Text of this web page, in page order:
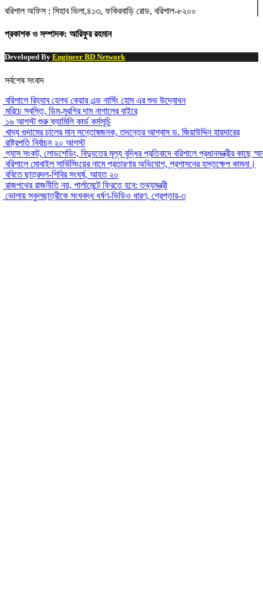
বরিশাল অফিস : সিহাব ভিলা,৪১৩, ফকিরবাড়ি রোড, বরিশাল-৮২০০
প্রকাশক ও সম্পাদক: আরিফুর রহমান
Developed By Engineer BD Network
সর্বশেষ সংবাদ
বরিশালে রিহ্যাব হেলথ কেয়ার এন্ড নার্সিং হোম এর শুভ উদ্বোধন
মরিচে স্বস্তি, ডিম-মুরগির দাম নাগালের বাইরে
১৬ আগস্ট শুরু ফ্যামিলি কার্ড কর্মসূচি
খাদ্য গুদামের চালের মান সন্তোষজনক, তদন্তের আশ্বাস ড. জিয়াউদ্দিন হায়দারের
রাষ্ট্রপতি নির্বাচন ২০ আগস্ট
গ্যাস সংকট, লোডশেডিং, বিদ্যুতের মূল্য বৃদ্ধির প্রতিবাদে বরিশালে প্রধানমন্ত্রীর কাছে
বরিশালে মোবাইল সার্ভিসিংয়ের নামে প্রতারণার অভিযোগ, প্রশাসনের হস্তক্ষেপ কামনা।
ববিতে ছাত্রদল-শিবির সংঘর্ষ, আহত ২০
রাজপথের রাজনীতি নয়, পার্লামেন্টে ফিরতে হবে: তথ্যমন্ত্রী
ভোলায় স্কুলছাত্রীকে সংঘবদ্ধ ধর্ষণ-ভিডিও ধারণ, গ্রেপ্তার-৩